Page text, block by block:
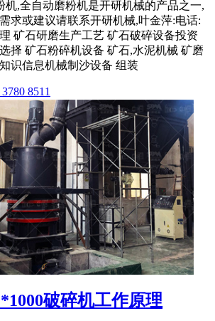
机,全自动磨粉机是开研机械的产品之一,
求或建议请联系开研机械,叶金萍:电话:
矿石研磨生产工艺 矿石破碎设备投资
择 矿石粉碎机设备 矿石,水泥机械 矿磨
识信息机械制沙设备 组装
8511
破碎机工作原理